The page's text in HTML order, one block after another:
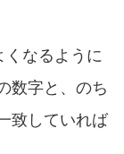
くなるように
数字と、のち
致していれば